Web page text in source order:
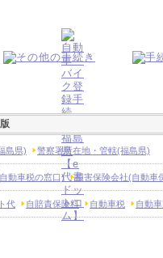
島県) 警察署所在地・管轄(福島県)
動車税の窓口) 損害保険会社(自動車
代 自賠責保険料 自動車税 自動